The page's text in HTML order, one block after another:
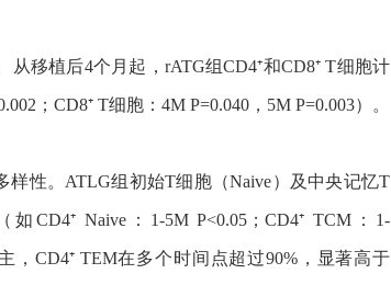
移植后4个月起，rATG组CD4⁺和CD8⁺ T细胞计
；CD8⁺ T细胞：4M P=0.040，5M P=0.003）。
性。ATLG组初始T细胞（Naive）及中央记忆T
Naive：1-5M P<0.05；CD4⁺ TCM：1-
，CD4⁺ TEM在多个时间点超过90%，显著高于